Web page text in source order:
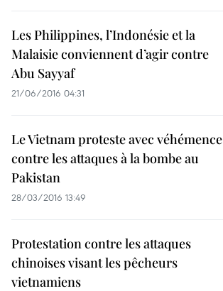
Les Philippines, l’Indonésie et la
Malaisie conviennent d’agir contre
Abu Sayyaf
21/06/2016 04:31
Le Vietnam proteste avec véhémence
contre les attaques à la bombe au
Pakistan
28/03/2016 13:49
Protestation contre les attaques
chinoises visant les pêcheurs
vietnamiens